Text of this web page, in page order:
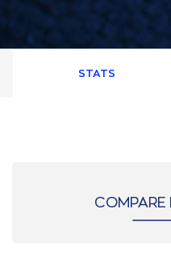
STATS
COMPARE